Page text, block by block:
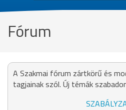
Fórum
A Szakmai fórum zártkörű és
tagjainak szól. Új témák